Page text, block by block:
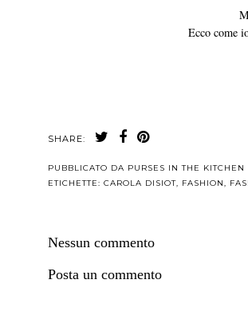
Ecco come
SHARE:
PUBBLICATO DA PURSES IN THE KITCHEN
ETICHETTE: CAROLA DISIOT, FASHION,
Nessun commento
Posta un commento